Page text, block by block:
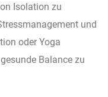
Isolation zu
und
oder Yoga
Balance zu